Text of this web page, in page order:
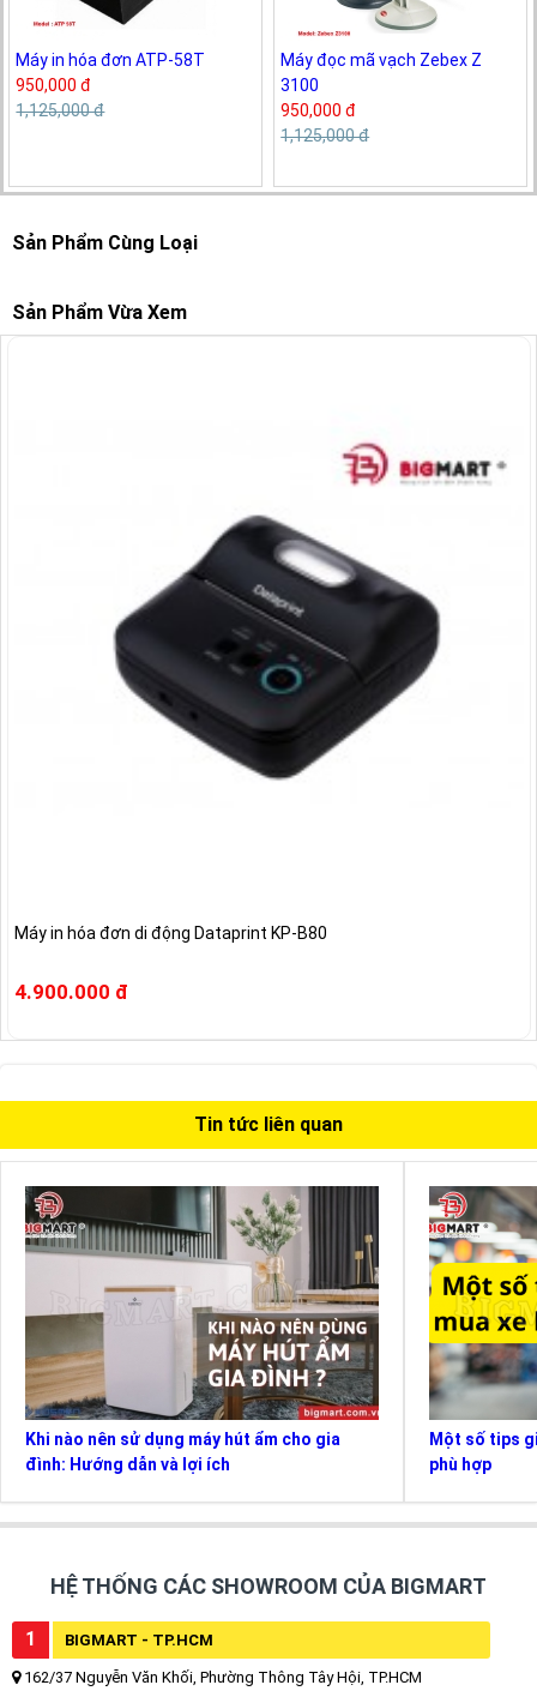
Máy in hóa đơn ATP-58T
950,000 đ
1,125,000 đ
Máy đọc mã vạch Zebex Z
3100
950,000 đ
1,125,000 đ
Sản Phẩm Cùng Loại
Sản Phẩm Vừa Xem
Máy in hóa đơn di động Dataprint KP-B80
4.900.000 đ
Tin tức liên quan
Khi nào nên sử dụng máy hút ẩm cho gia
đình: Hướng dẫn và lợi ích
Một số tips
phù hợp
HỆ THỐNG CÁC SHOWROOM CỦA BIGMART
1 BIGMART - TP.HCM
162/37 Nguyễn Văn Khối, Phường Thông Tây Hội, TP.HCM